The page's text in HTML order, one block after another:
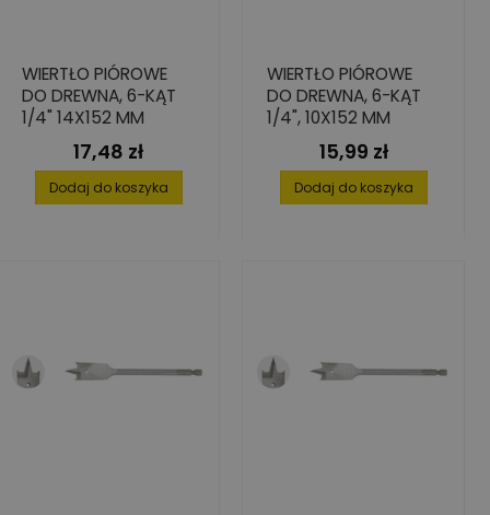
WIERTŁO PIÓROWE
DO DREWNA, 6-KĄT
1/4" 14X152 MM
Cena
17,48 zł
Dodaj do koszyka
WIERTŁO PIÓROWE
DO DREWNA, 6-KĄT
1/4", 10X152 MM
Cena
15,99 zł
Dodaj do koszyka